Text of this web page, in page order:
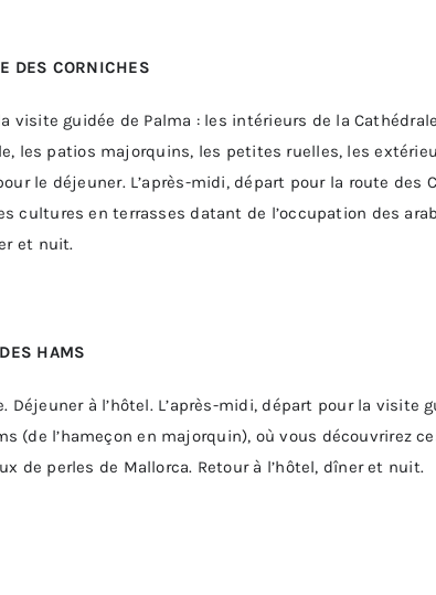
DES CORNICHES
visite guidée de Palma : les intérieurs de la
les patios majorquins, les petites ruelles, les
le déjeuner. L’après-midi, départ pour la route
cultures en terrasses datant de l’occupation des
et nuit.
HAMS
Déjeuner à l’hôtel. L’après-midi, départ pour la
(de l’hameçon en majorquin), où vous découvrirez
de perles de Mallorca. Retour à l’hôtel, dîner et nuit.